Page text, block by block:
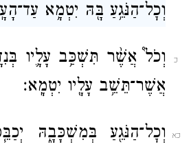
וְכׇל־הַנֹּגֵ֥עַ בָּ֖הּ יִטְמָ֥א
כ
וְכֹל֩ אֲשֶׁ֨ר תִּשְׁכַּ֥ב עָלָ֛יו
אֲשֶׁר־תֵּשֵׁ֥ב עָלָ֖יו יִטְמָֽא׃
כא
וְכׇל־הַנֹּגֵ֖עַ בְּמִשְׁכָּבָ֑הּ